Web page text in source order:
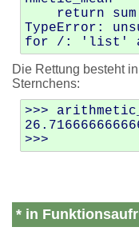
TypeError:
Die Rettung besteht
Sternchens:
>>>
* in